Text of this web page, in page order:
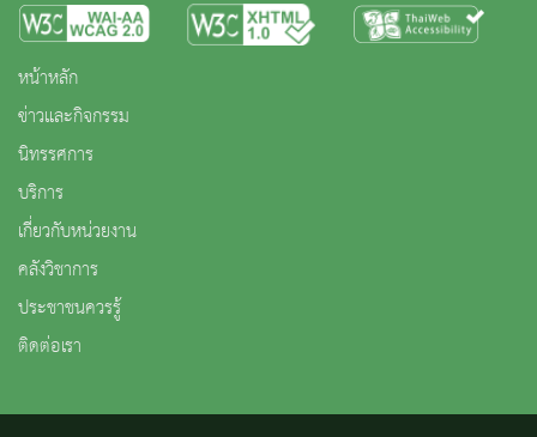
หน้าหลัก
ข่าวและกิจกรรม
นิทรรศการ
บริการ
เกี่ยวกับหน่วยงาน
คลังวิชาการ
ประชาชนควรรู้
ติดต่อเรา